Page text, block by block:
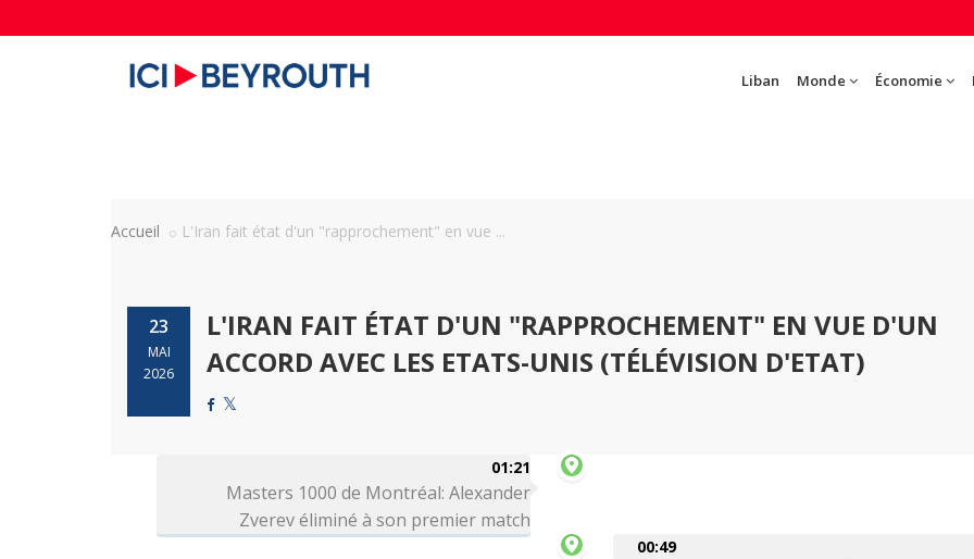
Liban Monde Économie
Accueil L'Iran fait état d'un "rapprochement" en vue ...
23
MAI
2026
L'IRAN FAIT ÉTAT D'UN "RAPPROCHEMENT" EN VUE D'UN
ACCORD AVEC LES ETATS-UNIS (TÉLÉVISION D'ETAT)
01:21
Masters 1000 de Montréal: Alexander
Zverev éliminé à son premier match
00:49